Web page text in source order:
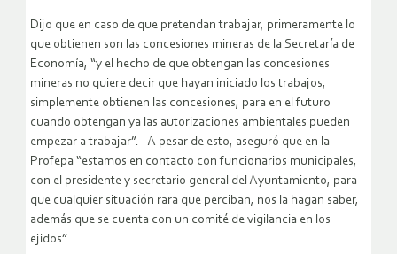
Dijo que en caso de que pretendan trabajar, primeramente lo
que obtienen son las concesiones mineras de la Secretaría de
Economía, “y el hecho de que obtengan las concesiones
mineras no quiere decir que hayan iniciado los trabajos,
simplemente obtienen las concesiones, para en el futuro
cuando obtengan ya las autorizaciones ambientales pueden
empezar a trabajar”. A pesar de esto, aseguró que en la
Profepa “estamos en contacto con funcionarios municipales,
con el presidente y secretario general del Ayuntamiento, para
que cualquier situación rara que perciban, nos la hagan saber,
además que se cuenta con un comité de vigilancia en los
ejidos”.